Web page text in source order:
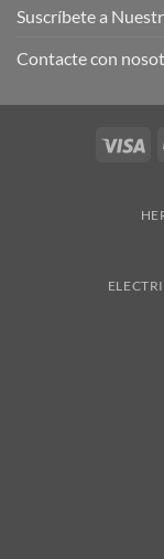
Suscríbete a
Contacte con